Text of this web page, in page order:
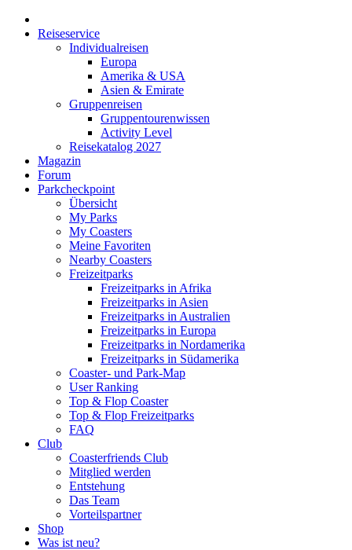
Reiseservice
Individualreisen
Europa
Amerika & USA
Asien & Emirate
Gruppenreisen
Gruppentourenwissen
Activity Level
Reisekatalog 2027
Magazin
Forum
Parkcheckpoint
Übersicht
My Parks
My Coasters
Meine Favoriten
Nearby Coasters
Freizeitparks
Freizeitparks in Afrika
Freizeitparks in Asien
Freizeitparks in Australien
Freizeitparks in Europa
Freizeitparks in Nordamerika
Freizeitparks in Südamerika
Coaster- und Park-Map
User Ranking
Top & Flop Coaster
Top & Flop Freizeitparks
FAQ
Club
Coasterfriends Club
Mitglied werden
Entstehung
Das Team
Vorteilspartner
Shop
Was ist neu?